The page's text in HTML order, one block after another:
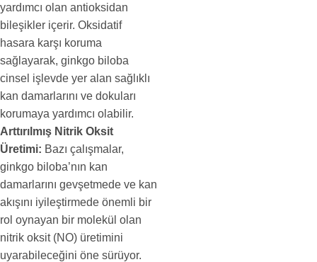
yardımcı olan antioksidan
bileşikler içerir. Oksidatif
hasara karşı koruma
sağlayarak, ginkgo biloba
cinsel işlevde yer alan sağlıklı
kan damarlarını ve dokuları
korumaya yardımcı olabilir.
Arttırılmış Nitrik Oksit
Üretimi: Bazı çalışmalar,
ginkgo biloba’nın kan
damarlarını gevşetmede ve kan
akışını iyileştirmede önemli bir
rol oynayan bir molekül olan
nitrik oksit (NO) üretimini
uyarabileceğini öne sürüyor.